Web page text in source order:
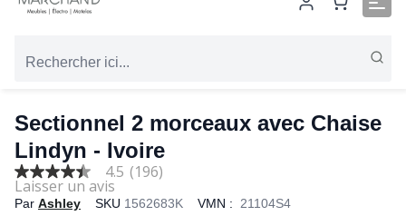
Sectionnel 2 morceaux avec Chaise
Lindyn - Ivoire
4.5
out
of
4.5 (196)
Par Ashley SKU 1562683K VMN : 21104S4